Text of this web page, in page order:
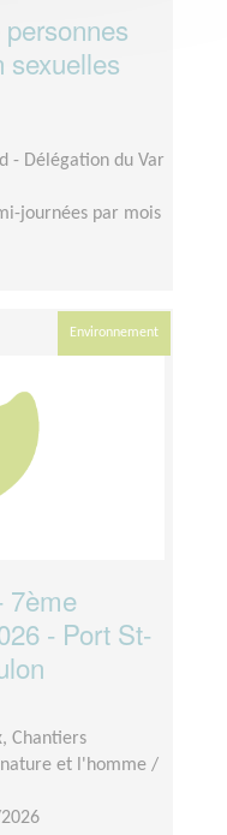
sexuelles
- Délégation du Var
journées par mois
Environnement
7ème
- Port St-
Chantiers
et l'homme /